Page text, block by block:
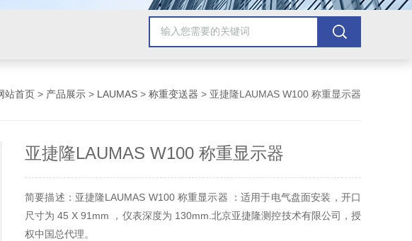
站首页 > 产品展示 > LAUMAS > 称重变送器 > 亚捷隆LAUMAS W100 称重显示器
亚捷隆LAUMAS W100 称重显示器
简要描述：亚捷隆LAUMAS W100 称重显示器 ：适用于电气盘面安装，开口
尺寸为 45 X 91mm ，仪表深度为 130mm.北京亚捷隆测控技术有限公司，授
权中国总代理。